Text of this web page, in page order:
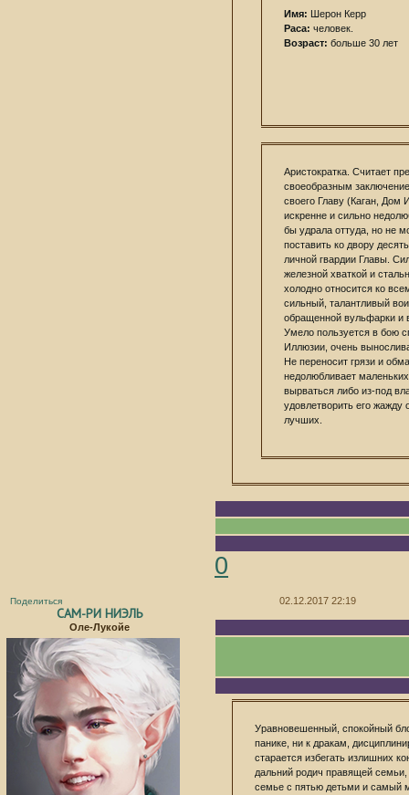
Имя: Шерон Керр
Раса: человек.
Возраст: больше 30 лет
Аристократка. Считает
своеобразным
своего Главу (Каган, Дом
искренне и сильно
бы удрала оттуда, но не
поставить ко двору
личной гвардии Главы.
железной хваткой и
холодно относится ко
сильный, талантливый
обращенной вульфарки и
Умело пользуется в бою
Иллюзии, очень
Не переносит грязи и
недолюбливает
вырваться либо из-под
удовлетворить его
лучших.
0
Поделиться 02.12.2017 22:19
САМ-РИ НИЭЛЬ
Оле-Лукойе
Уравновешенный, спокойный
панике, ни к дракам,
старается избегать излишних
дальний родич правящей
семье с пятью детьми и самый